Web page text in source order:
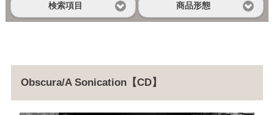
検索項目 商品形態
Obscura/A Sonication【CD】